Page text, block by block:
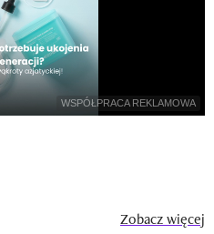
WSPÓŁPRACA REKLAMOWA
Zobacz więcej